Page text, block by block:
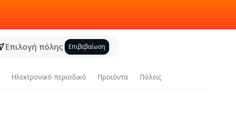
Επιλογή πόλης Επιβεβαίωση
Ηλεκτρονικό περιοδικό Προϊόντα Πόλεις